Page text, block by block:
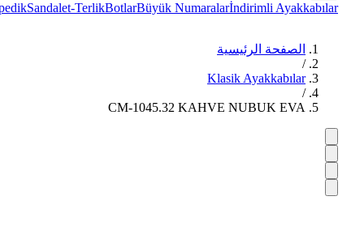
Sandalet-TerlikBotlarBüyük Numaralarİndirimli Ayakkabılar
الصفحة الرئيسية
/
Klasik Ayakkabılar
/
CM-1045.32 KAHVE NUBUK EVA